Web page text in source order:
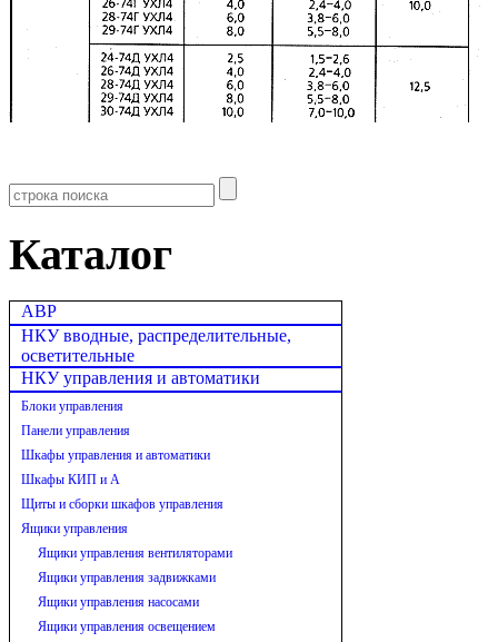
Каталог
АВР
НКУ вводные, распределительные,
осветительные
НКУ управления и автоматики
Блоки управления
Панели управления
Шкафы управления и автоматики
Шкафы КИП и А
Щиты и сборки шкафов управления
Ящики управления
Ящики управления вентиляторами
Ящики управления задвижками
Ящики управления насосами
Ящики управления освещением